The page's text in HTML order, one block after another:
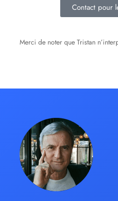
Contact pour
Merci de noter que Tristan